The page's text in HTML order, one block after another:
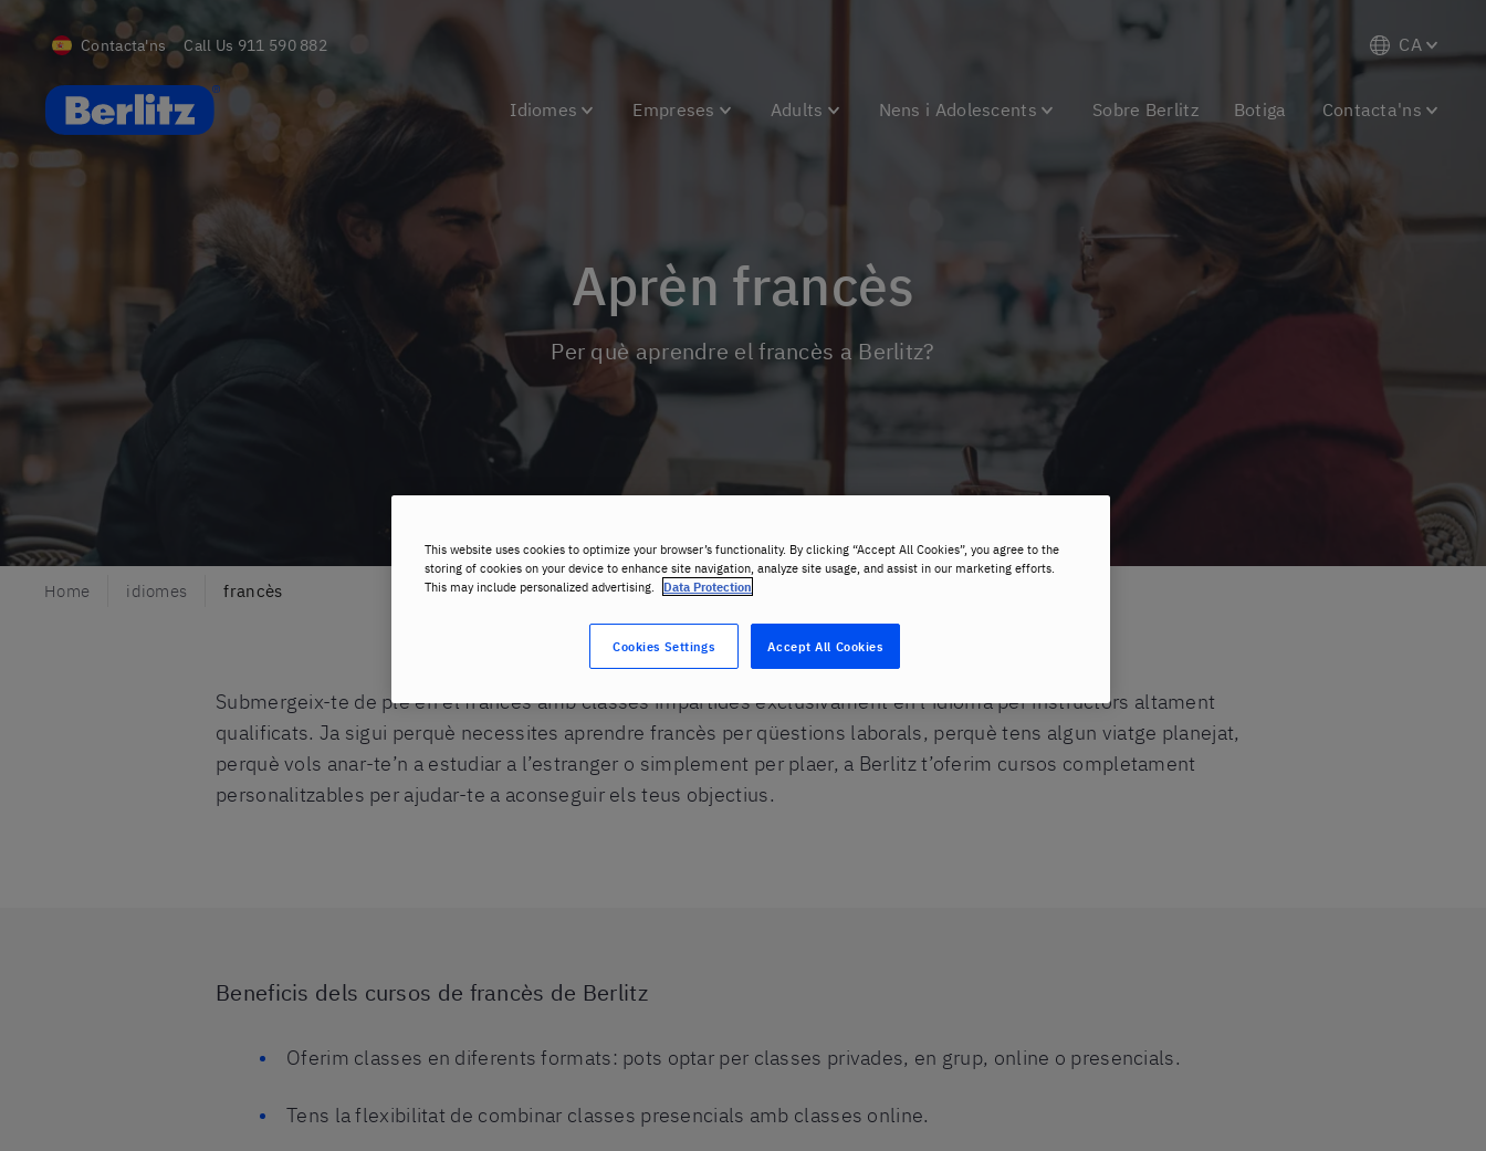
Contacta'ns Call Us 911 590 882 CA
Berlitz Spain
Idiomes Empreses Adults Nens i Adolescents Sobre Berlitz Botiga Contacta'ns
Aprèn francès
Per què aprendre el francès a Berlitz?
Home idiomes francès
Submergeix-te de ple en el francès amb classes impartides exclusivament en l’idioma per instructors altament
qualificats. Ja sigui perquè necessites aprendre francès per qüestions laborals, perquè tens algun viatge planejat,
perquè vols anar-te’n a estudiar a l’estranger o simplement per plaer, a Berlitz t’oferim cursos completament
personalitzables per ajudar-te a aconseguir els teus objectius.
Beneficis dels cursos de francès de Berlitz
Oferim classes en diferents formats: pots optar per classes privades, en grup, online o presencials.
Tens la flexibilitat de combinar classes presencials amb classes online.
This website uses cookies to optimize your browser’s functionality. By clicking “Accept All Cookies”, you agree to the
storing of cookies on your device to enhance site navigation, analyze site usage, and assist in our marketing efforts.
This may include personalized advertising. Data Protection
Accept All Cookies
Cookies Settings